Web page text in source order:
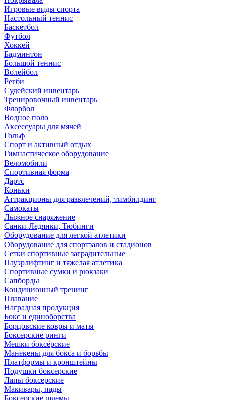
Игровые виды спорта
Настольный теннис
Баскетбол
Футбол
Хоккей
Бадминтон
Большой теннис
Волейбол
Регби
Судейский инвентарь
Тренировочный инвентарь
Флорбол
Водное поло
Аксессуары для мячей
Гольф
Спорт и активный отдых
Гимнастическое оборудование
Веломобили
Спортивная форма
Дартс
Коньки
Аттракционы для развлечений, тимбилдинг
Самокаты
Лыжное снаряжение
Санки-Ледянки, Тюбинги
Оборудование для легкой атлетики
Оборудование для спортзалов и стадионов
Сетки спортивные заградительные
Пауэрлифтинг и тяжелая атлетика
Спортивные сумки и рюкзаки
Сапборды
Кондиционный тренинг
Плавание
Наградная продукция
Бокс и единоборства
Борцовские ковры и маты
Боксерские ринги
Мешки боксёрские
Манекены для бокса и борьбы
Платформы и кронштейны
Подушки боксерские
Лапы боксерские
Макивары, пады
Боксерские шлемы